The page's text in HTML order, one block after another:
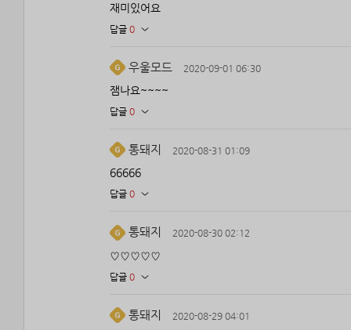
재미있어요
답글 0
우울모드 2020-09-01 06:30
잼나요~~~~
답글 0
통돼지 2020-08-31 01:09
66666
답글 0
통돼지 2020-08-30 02:12
♡♡♡♡♡
답글 0
통돼지 2020-08-29 04:01